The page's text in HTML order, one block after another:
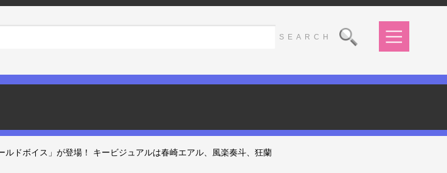
ルドボイス」が登場！ キービジュアルは春崎エアル、風楽奏斗、狂蘭